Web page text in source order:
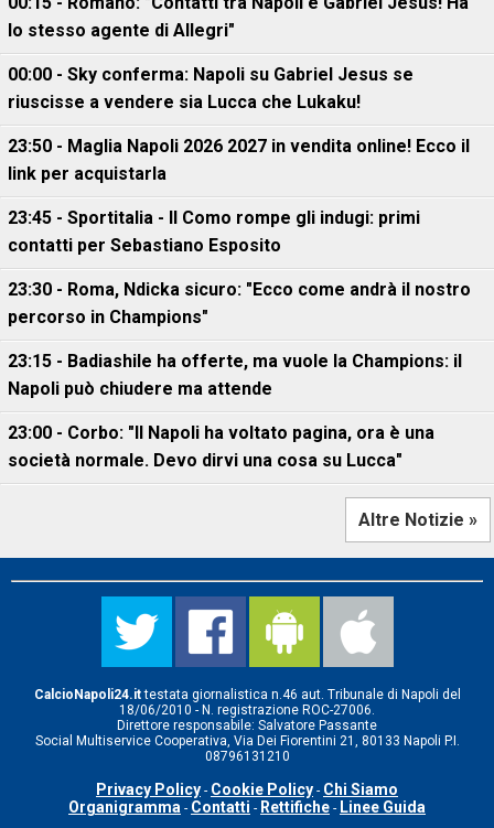
lo stesso agente di Allegri"
00:00 - Sky conferma: Napoli su Gabriel Jesus se
riuscisse a vendere sia Lucca che Lukaku!
23:50 - Maglia Napoli 2026 2027 in vendita online! Ecco il
link per acquistarla
23:45 - Sportitalia - Il Como rompe gli indugi: primi
contatti per Sebastiano Esposito
23:30 - Roma, Ndicka sicuro: "Ecco come andrà il nostro
percorso in Champions"
23:15 - Badiashile ha offerte, ma vuole la Champions: il
Napoli può chiudere ma attende
23:00 - Corbo: "Il Napoli ha voltato pagina, ora è una
società normale. Devo dirvi una cosa su Lucca"
Altre Notizie »
CalcioNapoli24.ittestata giornalistica n.46 aut. Tribunale di Napoli del
18/06/2010 - N. registrazione ROC-27006.
Direttore responsabile: Salvatore Passante
Social Multiservice Cooperativa, Via Dei Fiorentini 21, 80133 Napoli P.I.
08796131210
Privacy Policy - Cookie Policy - Chi Siamo
Organigramma - Contatti - Rettifiche - Linee Guida